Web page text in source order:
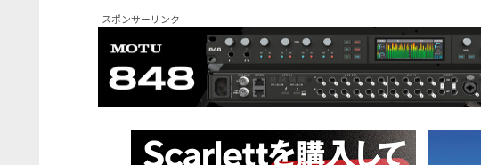
スポンサーリンク